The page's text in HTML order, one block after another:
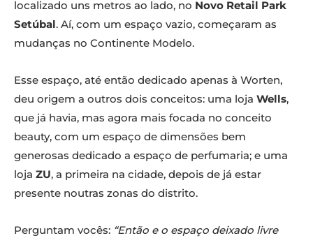
localizado uns metros ao lado, no Novo Retail Park
Setúbal. Aí, com um espaço vazio, começaram as
mudanças no Continente Modelo.
Esse espaço, até então dedicado apenas à Worten,
deu origem a outros dois conceitos: uma loja Wells,
que já havia, mas agora mais focada no conceito
beauty, com um espaço de dimensões bem
generosas dedicado a espaço de perfumaria; e uma
loja ZU, a primeira na cidade, depois de já estar
presente noutras zonas do distrito.
Perguntam vocês: “Então e o espaço deixado livre